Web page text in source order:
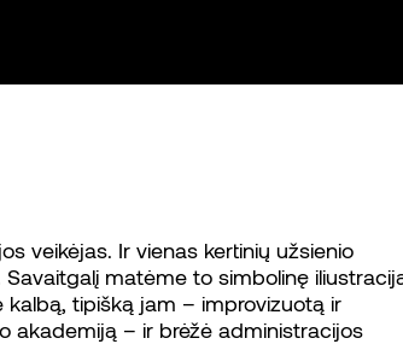
veikėjas. Ir vienas kertinių užsienio
Savaitgalį matėme to simbolinę
tipišką jam – improvizuotą ir
akademiją – ir brėžė administracijos